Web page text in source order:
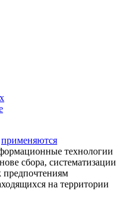
применяются
технологии
сбора, систематизации
предпочтениям
на территории